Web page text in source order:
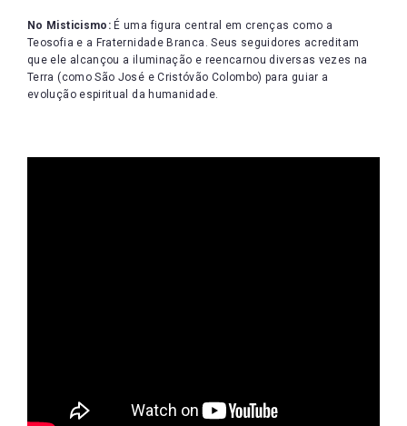
No Misticismo: É uma figura central em crenças como a
Teosofia e a Fraternidade Branca. Seus seguidores acreditam
que ele alcançou a iluminação e reencarnou diversas vezes na
Terra (como São José e Cristóvão Colombo) para guiar a
evolução espiritual da humanidade.